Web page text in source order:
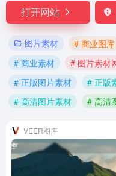
打开网站
图片素材 # 商业图库
# 商业素材
# 图片素材
# 正版图片素材
# 正版
# 高清图片素材
# 高清
VEER图库